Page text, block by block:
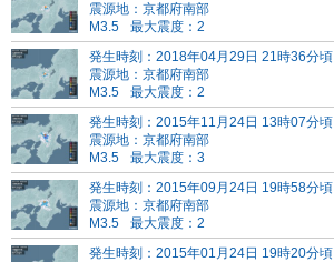
震源地：京都府南部
M3.5
最大震度：2
発生時刻：2018年04月29日 21時36分頃
震源地：京都府南部
M3.5
最大震度：2
発生時刻：2015年11月24日 13時07分頃
震源地：京都府南部
M3.5
最大震度：3
発生時刻：2015年09月24日 19時58分頃
震源地：京都府南部
M3.5
最大震度：2
発生時刻：2015年01月24日 19時20分頃